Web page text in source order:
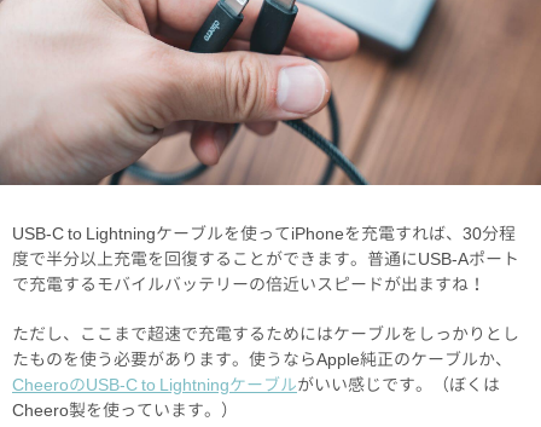
USB-C to Lightningケーブルを使ってiPhoneを充電すれば、30分程
度で半分以上充電を回復することができます。普通にUSB-Aポート
で充電するモバイルバッテリーの倍近いスピードが出ますね！
ただし、ここまで超速で充電するためにはケーブルをしっかりとし
たものを使う必要があります。使うならApple純正のケーブルか、
CheeroのUSB-C to Lightningケーブルがいい感じです。（ぼくは
Cheero製を使っています。）